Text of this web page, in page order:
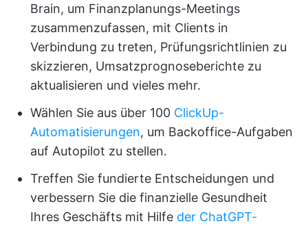
Brain, um Finanzplanungs-Meetings
zusammenzufassen, mit Clients in
Verbindung zu treten, Prüfungsrichtlinien zu
skizzieren, Umsatzprognoseberichte zu
aktualisieren und vieles mehr.
Wählen Sie aus über 100 ClickUp-
Automatisierungen, um Backoffice-Aufgaben
auf Autopilot zu stellen.
Treffen Sie fundierte Entscheidungen und
verbessern Sie die finanzielle Gesundheit
Ihres Geschäfts mit Hilfe der ChatGPT-